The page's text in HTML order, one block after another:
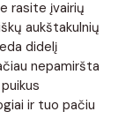
rasite įvairių
aukštakulnių
didelį
nepamiršta
ir tuo pačiu